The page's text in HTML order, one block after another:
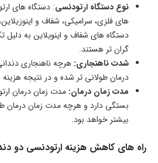
نوع دستگاه ارتودنسی: دستگاه های
های فلزی، سرامیکی، شفاف و
دستگاه های شفاف و اینویلاین به دلیل
گران تر هستند.
شدت ناهنجاری: هرچه ناهنجاری
درمان طولانی تر شده و در نتیجه هزینه
مدت زمان درمان: مدت زمان درمان
بستگی دارد و هرچه مدت زمان درمان
بیشتر خواهد بود.
راه های کاهش هزینه ارتودنسی دو